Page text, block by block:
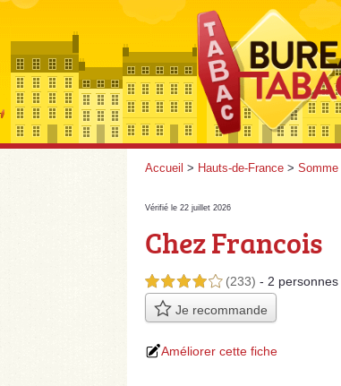
Accueil > Hauts-de-France > Somme
Vérifié le 22 juillet 2026
Chez Francois
4,0 étoiles sur 5 (233) - 2 personnes
Je recommande
Améliorer cette fiche